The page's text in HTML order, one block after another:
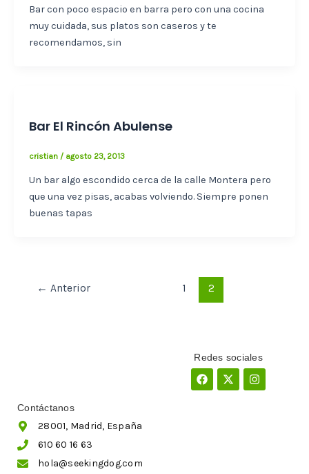
Bar con poco espacio en barra pero con una cocina
muy cuidada, sus platos son caseros y te
recomendamos, sin
Bar El Rincón Abulense
cristian / agosto 23, 2013
Un bar algo escondido cerca de la calle Montera pero
que una vez pisas, acabas volviendo. Siempre ponen
buenas tapas
← Anterior 1 2
Redes sociales
Facebook
X-
twitter
Instagram
Contáctanos
28001, Madrid, España
610 60 16 63
hola@seekingdog.com